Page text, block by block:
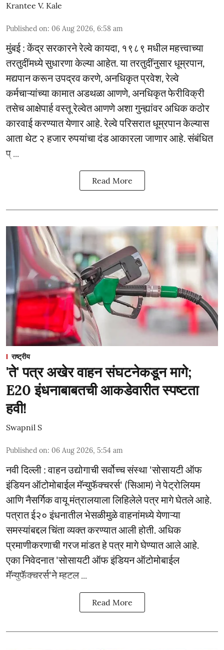
Krantee V. Kale
Published on: 06 Aug 2026, 6:58 am
मुंबई : केंद्र सरकारने रेल्वे कायदा, १९८९ मधील महत्त्वाच्या
तरतुदींमध्ये सुधारणा केल्या आहेत. या तरतुदींनुसार धूम्रपान,
मद्यपान करून उपद्रव करणे, अनधिकृत प्रवेश, रेल्वे
कर्मचाऱ्यांच्या कामात अडथळा आणणे, अनधिकृत फेरीविक्री
तसेच आक्षेपार्ह वस्तू रेल्वेत आणणे अशा गुन्ह्यांवर अधिक कठोर
कारवाई करण्यात येणार आहे. रेल्वे परिसरात धूम्रपान केल्यास
आता थेट २ हजार रुपयांचा दंड आकारला जाणार आहे. संबंधित
प् ...
Read More
राष्ट्रीय
'ते' पत्र अखेर वाहन संघटनेकडून मागे;
E20 इंधनाबाबतची आकडेवारीत स्पष्टता
हवी!
Swapnil S
Published on: 06 Aug 2026, 5:54 am
नवी दिल्ली : वाहन उद्योगाची सर्वोच्च संस्था 'सोसायटी ऑफ
इंडियन ऑटोमोबाईल मॅन्युफॅक्चरर्स' (सिआम) ने पेट्रोलियम
आणि नैसर्गिक वायू मंत्रालयाला लिहिलेले पत्र मागे घेतले आहे.
पत्रात ई२० इंधनातील भेसळीमुळे वाहनांमध्ये येणाऱ्या
समस्यांबद्दल चिंता व्यक्त करण्यात आली होती. अधिक
प्रमाणीकरणाची गरज मांडत हे पत्र मागे घेण्यात आले आहे.
एका निवेदनात 'सोसायटी ऑफ इंडियन ऑटोमोबाईल
मॅन्युफॅक्चरर्स'ने म्हटल ...
Read More